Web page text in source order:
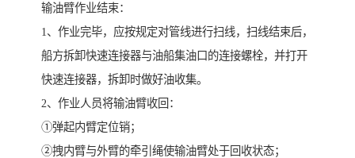
输油臂作业结束：
1、作业完毕，应按规定对管线进行扫线，扫线结束后，
船方拆卸快速连接器与油船集油口的连接螺栓，并打开
快速连接器，拆卸时做好油收集。
2、作业人员将输油臂收回：
①弹起内臂定位销；
②拽内臂与外臂的牵引绳使输油臂处于回收状态；